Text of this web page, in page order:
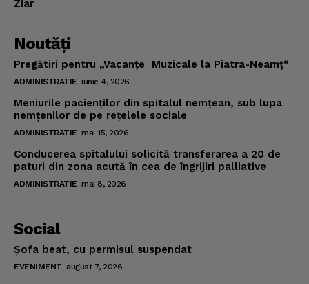
Ziar
Noutăţi
Pregătiri pentru „Vacanţe Muzicale la Piatra-Neamţ“
ADMINISTRATIE iunie 4, 2026
Meniurile pacienţilor din spitalul nemţean, sub lupa
nemţenilor de pe reţelele sociale
ADMINISTRATIE mai 15, 2026
Conducerea spitalului solicită transferarea a 20 de
paturi din zona acută în cea de îngrijiri palliative
ADMINISTRATIE mai 8, 2026
Social
Şofa beat, cu permisul suspendat
EVENIMENT august 7, 2026